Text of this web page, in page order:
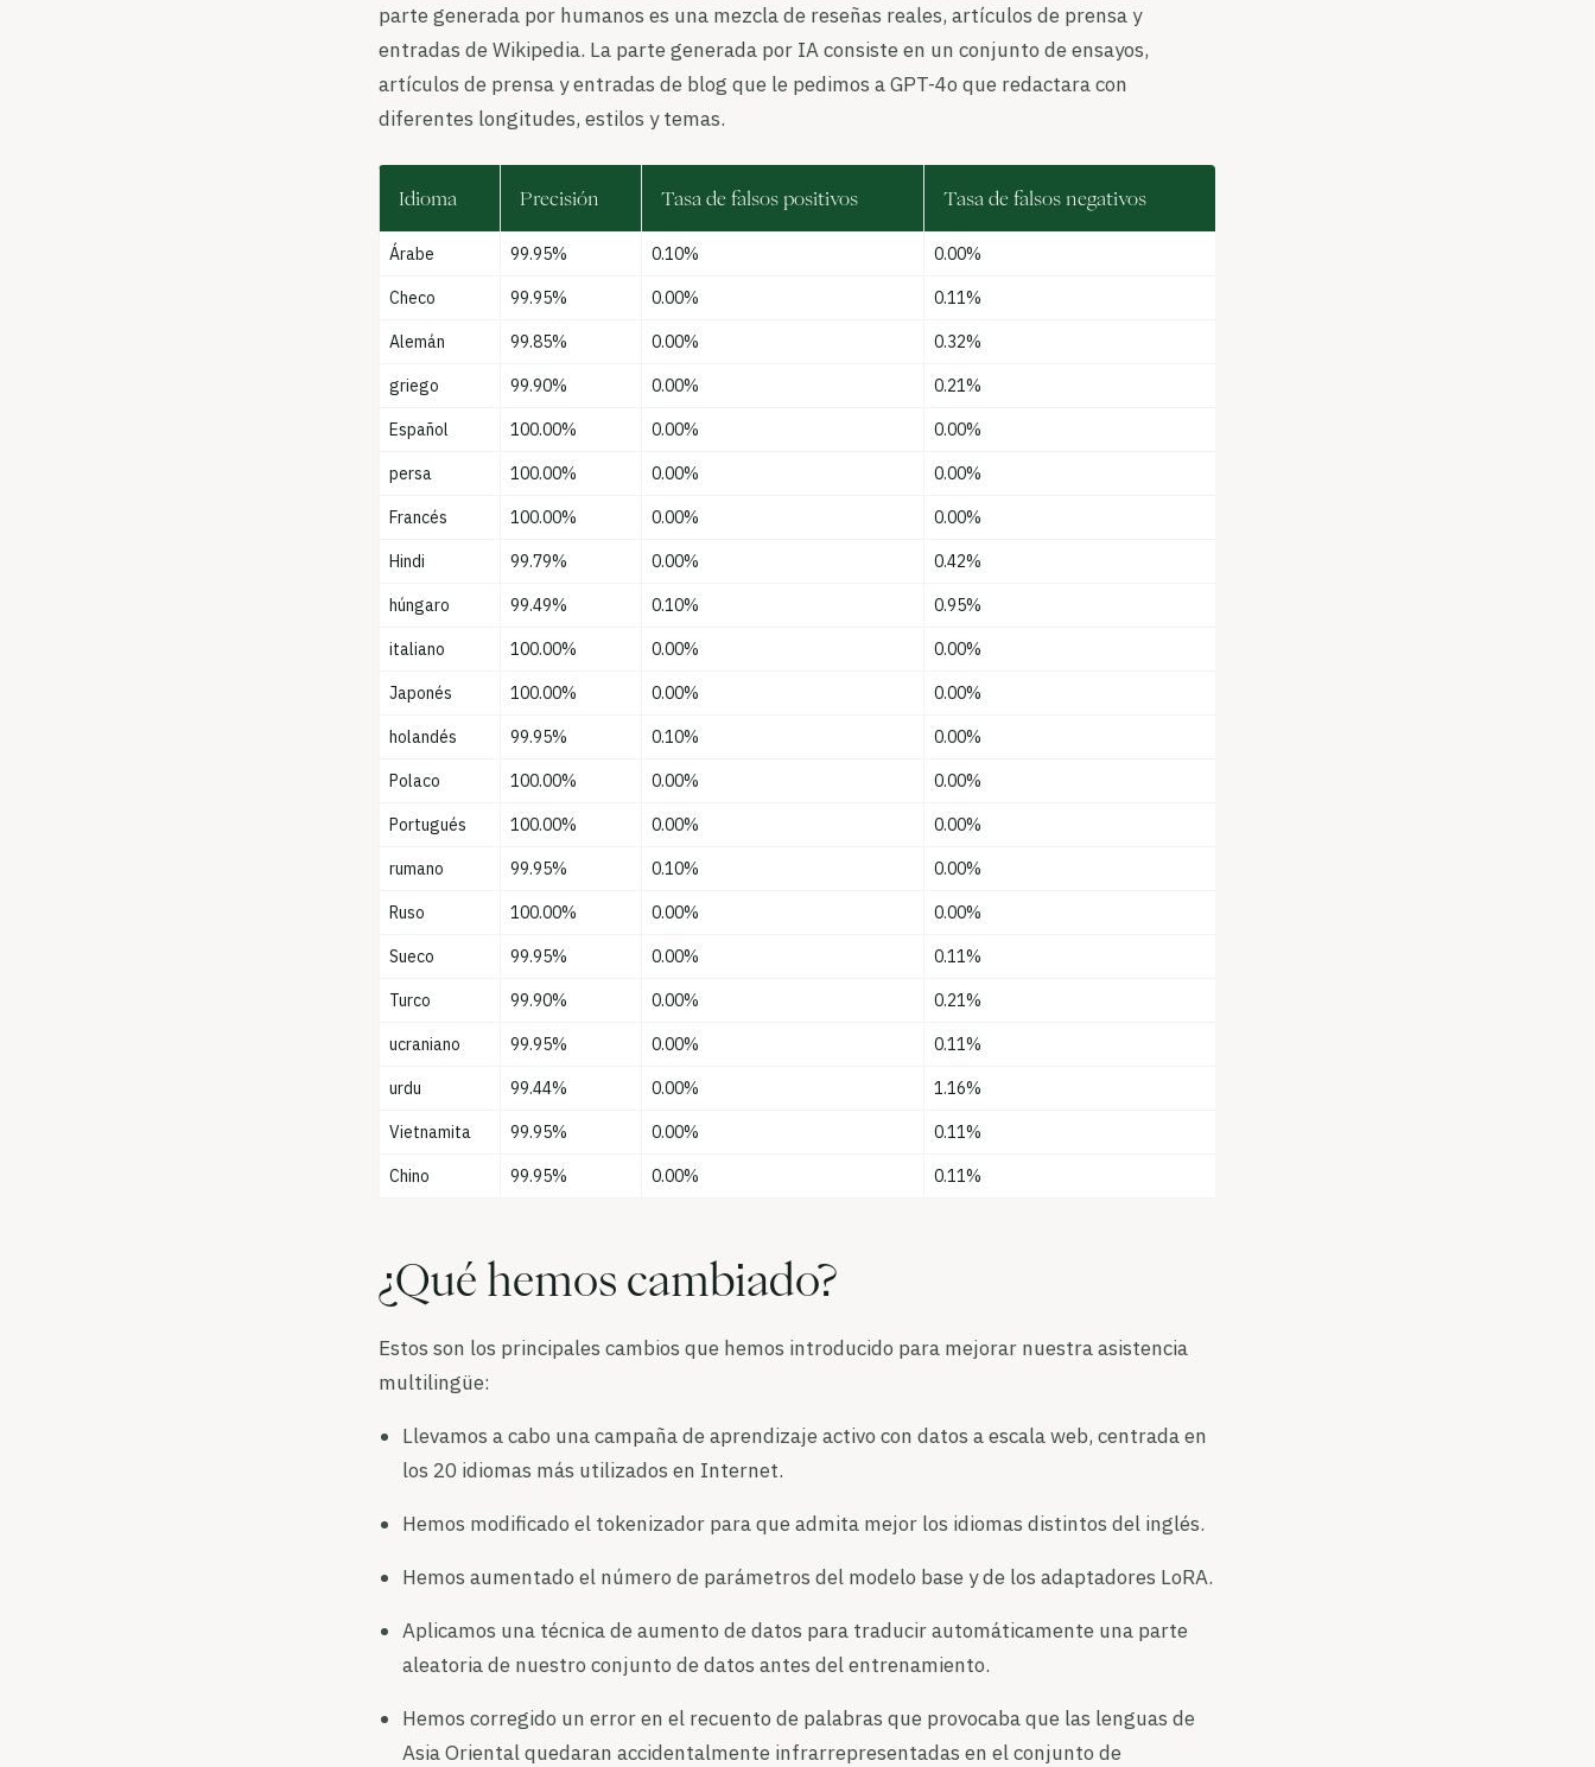
parte generada por humanos es una mezcla de reseñas reales, artículos de prensa y
entradas de Wikipedia. La parte generada por IA consiste en un conjunto de ensayos,
artículos de prensa y entradas de blog que le pedimos a GPT-4o que redactara con
diferentes longitudes, estilos y temas.
Idioma Precisión Tasa de falsos positivos Tasa de falsos negativos
Árabe 99.95% 0.10% 0.00%
Checo 99.95% 0.00% 0.11%
Alemán 99.85% 0.00% 0.32%
griego 99.90% 0.00% 0.21%
Español 100.00% 0.00% 0.00%
persa 100.00% 0.00% 0.00%
Francés 100.00% 0.00% 0.00%
Hindi 99.79% 0.00% 0.42%
húngaro 99.49% 0.10% 0.95%
italiano 100.00% 0.00% 0.00%
Japonés 100.00% 0.00% 0.00%
holandés 99.95% 0.10% 0.00%
Polaco 100.00% 0.00% 0.00%
Portugués 100.00% 0.00% 0.00%
rumano 99.95% 0.10% 0.00%
Ruso 100.00% 0.00% 0.00%
Sueco 99.95% 0.00% 0.11%
Turco 99.90% 0.00% 0.21%
ucraniano 99.95% 0.00% 0.11%
urdu 99.44% 0.00% 1.16%
Vietnamita 99.95% 0.00% 0.11%
Chino 99.95% 0.00% 0.11%
¿Qué hemos cambiado?
Estos son los principales cambios que hemos introducido para mejorar nuestra asistencia
multilingüe:
Llevamos a cabo una campaña de aprendizaje activo con datos a escala web, centrada en
los 20 idiomas más utilizados en Internet.
Hemos modificado el tokenizador para que admita mejor los idiomas distintos del inglés.
Hemos aumentado el número de parámetros del modelo base y de los adaptadores LoRA.
Aplicamos una técnica de aumento de datos para traducir automáticamente una parte
aleatoria de nuestro conjunto de datos antes del entrenamiento.
Hemos corregido un error en el recuento de palabras que provocaba que las lenguas de
Asia Oriental quedaran accidentalmente infrarrepresentadas en el conjunto de